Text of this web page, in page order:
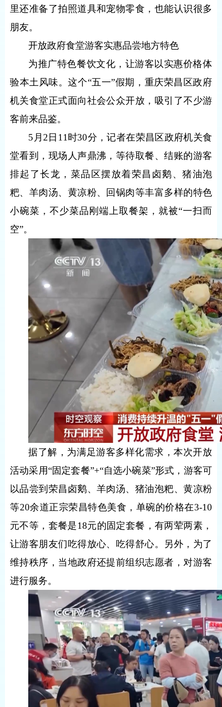
里还准备了拍照道具和宠物零食，也能认识很多
朋友。
开放政府食堂游客实惠品尝地方特色
为推广特色餐饮文化，让游客以实惠价格体
验本土风味。这个“五一”假期，重庆荣昌区政府
机关食堂正式面向社会公众开放，吸引了不少游
客前来品鉴。
5月2日11时30分，记者在荣昌区政府机关食
堂看到，现场人声鼎沸，等待取餐、结账的游客
排起了长龙，菜品区摆放着荣昌卤鹅、猪油泡
粑、羊肉汤、黄凉粉、回锅肉等丰富多样的特色
小碗菜，不少菜品刚端上取餐架，就被“一扫而
空”。
据了解，为满足游客多样化需求，本次开放
活动采用“固定套餐”+“自选小碗菜”形式，游客可
以品尝到荣昌卤鹅、羊肉汤、猪油泡粑、黄凉粉
等20余道正宗荣昌特色美食，单碗的价格在3-10
元不等，套餐是18元的固定套餐，有两荤两素，
让游客朋友们吃得放心、吃得舒心。另外，为了
维持秩序，当地政府还提前组织志愿者，对游客
进行服务。